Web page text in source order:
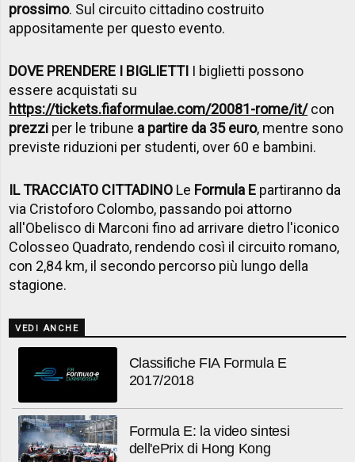
prossimo. Sul circuito cittadino costruito
appositamente per questo evento.
DOVE PRENDERE I BIGLIETTI I biglietti possono
essere acquistati su
https://tickets.fiaformulae.com/20081-rome/it/con
prezzi per le tribune a partire da 35 euro, mentre sono
previste riduzioni per studenti, over 60 e bambini.
IL TRACCIATO CITTADINO Le Formula E partiranno da
via Cristoforo Colombo, passando poi attorno
all'Obelisco di Marconi fino ad arrivare dietro l'iconico
Colosseo Quadrato, rendendo così il circuito romano,
con 2,84 km, il secondo percorso più lungo della
stagione.
VEDI ANCHE
Classifiche FIA Formula E
2017/2018
Formula E: la video sintesi
dell'ePrix di Hong Kong